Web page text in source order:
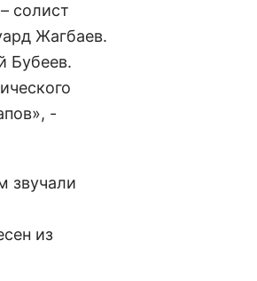
солист
Жагбаев.
Бубеев.
-
звучали
из